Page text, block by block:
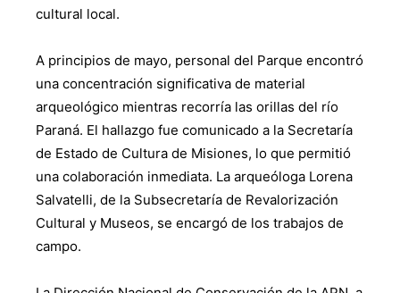
cultural local.
A principios de mayo, personal del Parque encontró
una concentración significativa de material
arqueológico mientras recorría las orillas del río
Paraná. El hallazgo fue comunicado a la Secretaría
de Estado de Cultura de Misiones, lo que permitió
una colaboración inmediata. La arqueóloga Lorena
Salvatelli, de la Subsecretaría de Revalorización
Cultural y Museos, se encargó de los trabajos de
campo.